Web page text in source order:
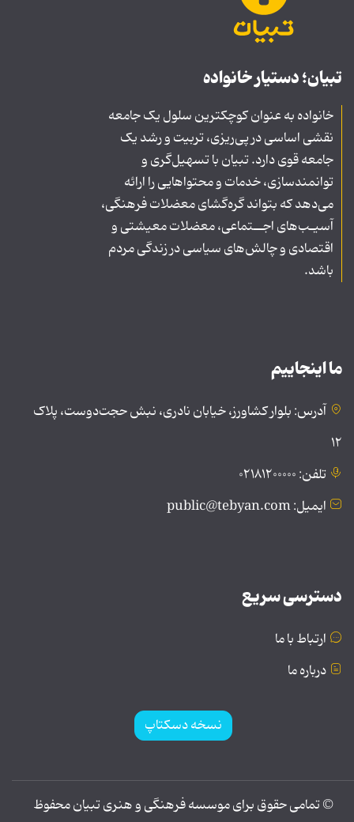
تبیان؛ دستیار خانواده
خانواده به عنوان کوچکترین سلول یک جامعه
نقشی اساسی در پی‌ریزی، تربیت و رشد یک
جامعه قوی دارد. تبیان با تسهیل‌گری و
توانمندسازی، خدمات و محتواهایی را ارائه
می‌دهد که بتواند گره‌گشای معضلات فرهنگی،
آسیـب‌های اجــتماعی، معضلات معیشتی و
اقتصادی و چالش‌های سیاسی در زندگی مردم
باشد.
ما اینجاییم
آدرس: بلوار کشاورز، خیابان نادری، نبش حجت‌دوست، پلاک
۱۲
تلفن: ۰۲۱۸۱۲۰۰۰۰۰
ایمیل: public@tebyan.com
دسترسی سریع
ارتباط با ما
درباره ما
نسخه دسکتاپ
© تمامی حقوق برای موسسه فرهنگی و هنری تبیان محفوظ